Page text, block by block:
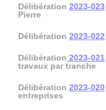
Délibération2023-023
Pierre
Délibération2023-022
Délibération 2023-021
travaux par tranche
Délibération2023-020
entreprises